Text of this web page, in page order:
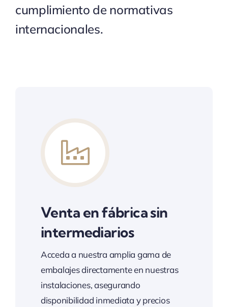
cumplimiento de normativas
internacionales.
Venta en fábrica sin
intermediarios
Acceda a nuestra amplia gama de
embalajes directamente en nuestras
instalaciones, asegurando
disponibilidad inmediata y precios